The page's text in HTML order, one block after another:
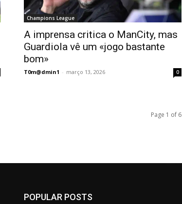
Champions League
A imprensa critica o ManCity, mas
Guardiola vê um «jogo bastante
bom»
T0m@dmin1 - março 13, 2026 0
Page 1 of 6
POPULAR POSTS